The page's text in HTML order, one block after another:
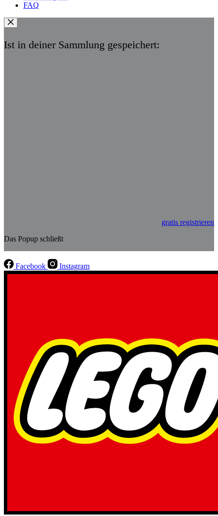
FAQ
Ist in deiner Sammlung gespeichert:
gratis registrieren
Das Popup schließt
Facebook Instagram